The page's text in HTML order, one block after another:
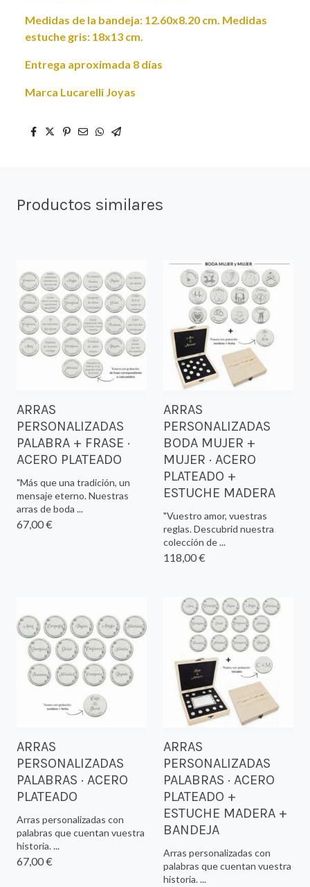
Medidas de la bandeja: 12.60x8.20 cm. Medidas
estuche gris: 18x13 cm.
Entrega aproximada 8 días
Marca Lucarelli Joyas
Productos similares
ARRAS
PERSONALIZADAS
PALABRA + FRASE ·
ACERO PLATEADO
"Más que una tradición, un
mensaje eterno. Nuestras
arras de boda ...
67,00 €
ARRAS
PERSONALIZADAS
BODA MUJER +
MUJER · ACERO
PLATEADO +
ESTUCHE MADERA
"Vuestro amor, vuestras
reglas. Descubrid nuestra
colección de ...
118,00 €
ARRAS
PERSONALIZADAS
PALABRAS · ACERO
PLATEADO
Arras personalizadas con
palabras que cuentan vuestra
historia. ...
67,00 €
ARRAS
PERSONALIZADAS
PALABRAS · ACERO
PLATEADO +
ESTUCHE MADERA +
BANDEJA
Arras personalizadas con
palabras que cuentan vuestra
historia. ...